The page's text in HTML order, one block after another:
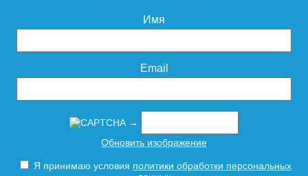
Имя
Email
→
Обновить изображение
Я принимаю условия политики обработки персональных